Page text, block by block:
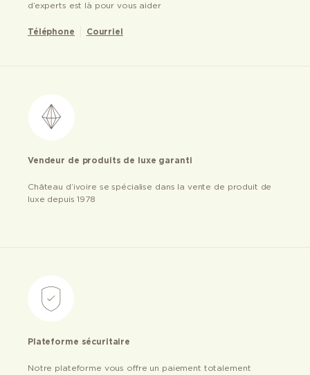
d’experts est là pour vous aider
Téléphone Courriel
Vendeur de produits de luxe garanti
Château d’ivoire se spécialise dans la vente de produit de
luxe depuis 1978
Plateforme sécuritaire
Notre plateforme vous offre un paiement totalement